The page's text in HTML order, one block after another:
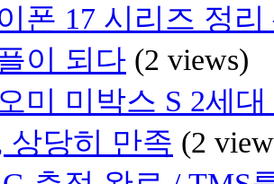
폰 17 시리즈 정
이 되다 (2 views)
미 미박스 S 2세
상당히 만족 (2